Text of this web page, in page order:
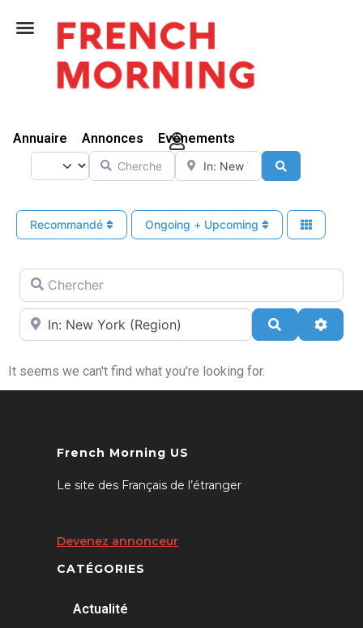
Annuaire Annonces Evénements
Select search type
Chercher A proximité de
Recommandé Ongoing + Upcoming
Chercher
A proximité de
Search
It seems we can't find what you're looking for.
French Morning US
Le site des Français de l’étranger
Devenez annonceur
CATÉGORIES
Actualité